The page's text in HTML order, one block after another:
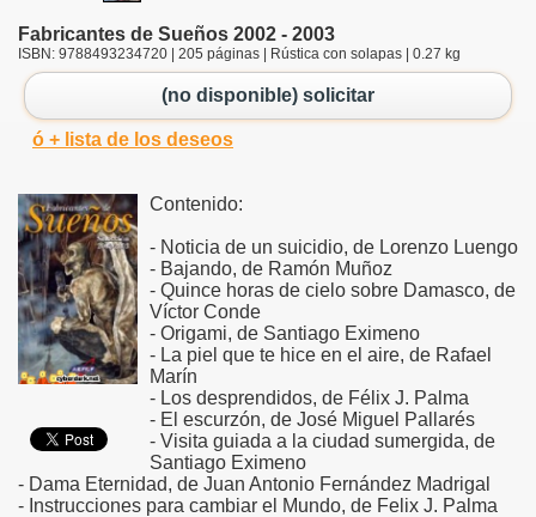
Fabricantes de Sueños 2002 - 2003
ISBN: 9788493234720 | 205 páginas | Rústica con solapas | 0.27 kg
(no disponible) solicitar
ó + lista de los deseos
Contenido:
- Noticia de un suicidio, de Lorenzo Luengo
- Bajando, de Ramón Muñoz
- Quince horas de cielo sobre Damasco, de
Víctor Conde
- Origami, de Santiago Eximeno
- La piel que te hice en el aire, de Rafael
Marín
- Los desprendidos, de Félix J. Palma
- El escurzón, de José Miguel Pallarés
- Visita guiada a la ciudad sumergida, de
Santiago Eximeno
- Dama Eternidad, de Juan Antonio Fernández Madrigal
- Instrucciones para cambiar el Mundo, de Felix J. Palma